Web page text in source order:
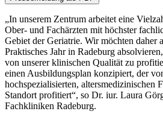
„In unserem Zentrum arbeitet eine
Ober- und Fachärzten mit höchster
Gebiet der Geriatrie. Wir möchten daher
Praktisches Jahr in Radeburg
von unserer klinischen Qualität zu
einen Ausbildungsplan konzipiert, der
hochspezialisierten, altersmedizinischen
Standort profitiert“, so Dr. iur. Laura
Fachkliniken Radeburg.